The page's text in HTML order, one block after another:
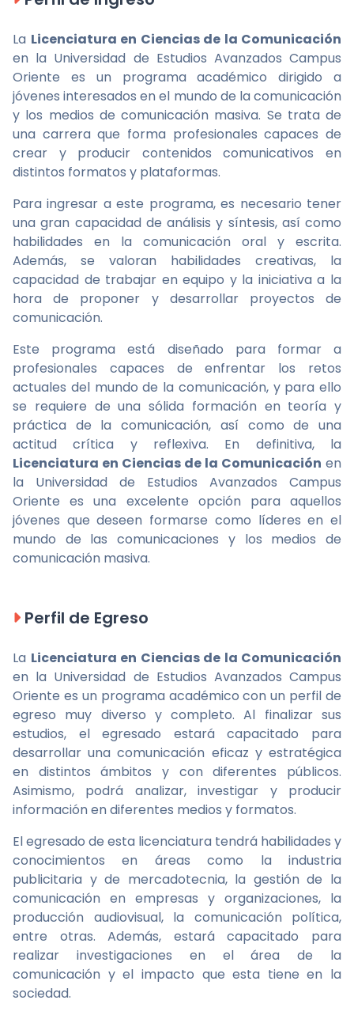
La Licenciatura en Ciencias de la Comunicación
en la Universidad de Estudios Avanzados Campus
Oriente es un programa académico dirigido a
jóvenes interesados en el mundo de la comunicación
y los medios de comunicación masiva. Se trata de
una carrera que forma profesionales capaces de
crear y producir contenidos comunicativos en
distintos formatos y plataformas.
Para ingresar a este programa, es necesario tener
una gran capacidad de análisis y síntesis, así como
habilidades en la comunicación oral y escrita.
Además, se valoran habilidades creativas, la
capacidad de trabajar en equipo y la iniciativa a la
hora de proponer y desarrollar proyectos de
comunicación.
Este programa está diseñado para formar a
profesionales capaces de enfrentar los retos
actuales del mundo de la comunicación, y para ello
se requiere de una sólida formación en teoría y
práctica de la comunicación, así como de una
actitud crítica y reflexiva. En definitiva, la
Licenciatura en Ciencias de la Comunicación en
la Universidad de Estudios Avanzados Campus
Oriente es una excelente opción para aquellos
jóvenes que deseen formarse como líderes en el
mundo de las comunicaciones y los medios de
comunicación masiva.
Perfil de Egreso
La Licenciatura en Ciencias de la Comunicación
en la Universidad de Estudios Avanzados Campus
Oriente es un programa académico con un perfil de
egreso muy diverso y completo. Al finalizar sus
estudios, el egresado estará capacitado para
desarrollar una comunicación eficaz y estratégica
en distintos ámbitos y con diferentes públicos.
Asimismo, podrá analizar, investigar y producir
información en diferentes medios y formatos.
El egresado de esta licenciatura tendrá habilidades y
conocimientos en áreas como la industria
publicitaria y de mercadotecnia, la gestión de la
comunicación en empresas y organizaciones, la
producción audiovisual, la comunicación política,
entre otras. Además, estará capacitado para
realizar investigaciones en el área de la
comunicación y el impacto que esta tiene en la
sociedad.